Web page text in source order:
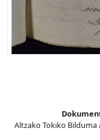
Altzako Tokiko